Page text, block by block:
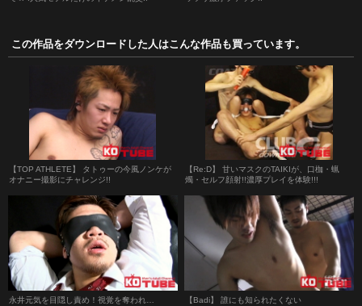
この作品をダウンロードした人はこんな作品も買っています。
【TOP ATHLETE】 タトゥーの今風ノンケが
オナニー撮影にチャレンジ!!
【Re:D】 甘いマスクのTAIKIが、口枷・蝋
燭・セルフ顔射!!濃厚プレイを体験!!!
永井元気を目隠し責め！視覚を奪われ… 【Badi】 誰にも知られたくない